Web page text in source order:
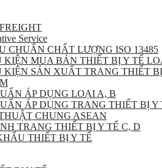
Service
CHUẨN CHẤT LƯỢNG ISO 13485
MUA BÁN THIẾT BỊ Y TẾ
SẢN XUẤT TRANG THIẾT
ÁP DỤNG LOẠI A, B
ÁP DỤNG TRANG THIẾT BỊ Y
CHUNG ASEAN
TRANG THIẾT BỊ Y TẾ C, D
THIẾT BỊ Y TẾ